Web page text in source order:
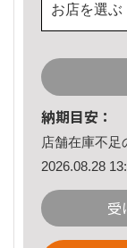
お店を選ぶ
納期目安：
店舗在庫不足
2026.08.28
受